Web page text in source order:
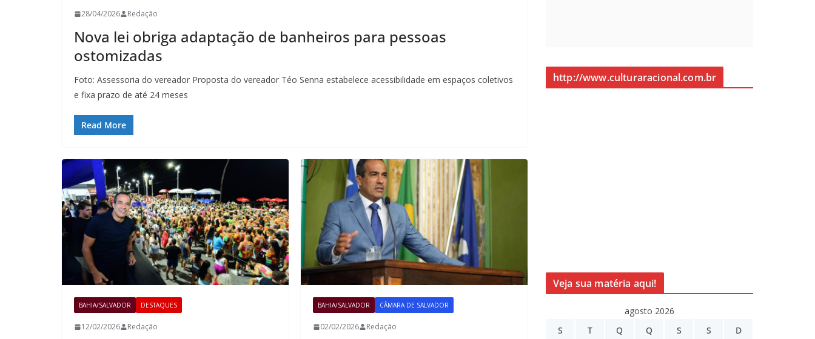
28/04/2026 Redação
Nova lei obriga adaptação de banheiros para pessoas
ostomizadas
Foto: Assessoria do vereador Proposta do vereador Téo Senna estabelece acessibilidade em espaços coletivos
e fixa prazo de até 24 meses
Read More
BAHIA/SALVADOR DESTAQUES
12/02/2026 Redação
BAHIA/SALVADOR CÂMARA DE SALVADOR
02/02/2026 Redação
http://www.culturaracional.com.br
Veja sua matéria aqui!
agosto 2026
S
T Q Q S S D